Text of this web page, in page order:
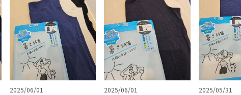
2025/06/01 2025/06/01 2025/05/31